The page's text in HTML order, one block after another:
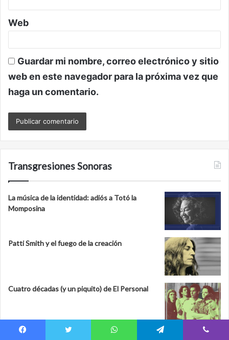
Web
Guardar mi nombre, correo electrónico y sitio
web en este navegador para la próxima vez que
haga un comentario.
Transgresiones Sonoras
La música de la identidad: adiós a Totó la
Momposina
Patti Smith y el fuego de la creación
Cuatro décadas (y un piquito) de El Personal